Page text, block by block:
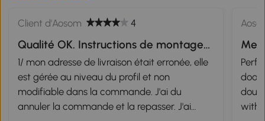
Client d'Aosom 4
Qualité OK. Instructions de montage
pas top.
1/ mon adresse de livraison était erronée, elle
est gérée au niveau du profil et non
modifiable dans la commande. J'ai du
annuler la commande et la repasser. J'ai
door
with